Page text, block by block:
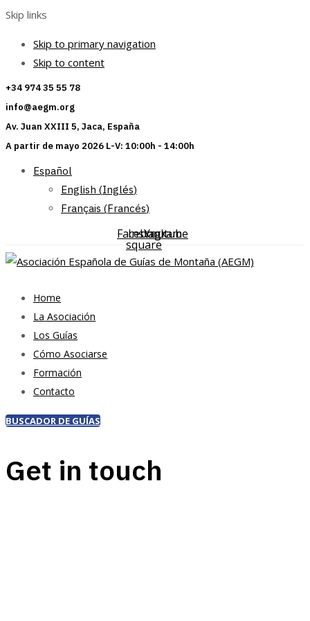
Skip links
Skip to primary navigation
Skip to content
+34 974 35 55 78
info@aegm.org
Av. Juan XXIII 5, Jaca, España
A partir de mayo 2026 L-V: 10:00h - 14:00h
Español
English (Inglés)
Français (Francés)
Facebook-
square
Instagram
Youtube
Home
La Asociación
Los Guías
Cómo Asociarse
Formación
Contacto
BUSCADOR DE GUÍAS
Get in touch